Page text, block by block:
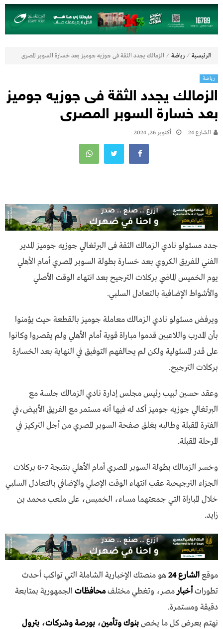
الرئيسية ⁄ رياضة ⁄ الزمالك يجدد الثقة فى جوزيه جوميز بعد خسارة السوبر المصرى
رياضة
الزمالك يجدد الثقة فى جوزيه جوميز
بعد خسارة السوبر المصرى
الشارع 24 أكتوبر 26, 2024
جدد مسئولو نادي الزمالك الثقة فى البرتغالي جوزيه جوميز المدير
الفني للفريق الكروي بعد خسارة بطولة السوبر المصري أمام الأهلي
يوم الخميس الماضي بركلات الترجيح بعد انتهاء الوقت الأصلي
والأشواط الإضافية بالتعادل السلبي.
ويرفض مسئولو نادي الزمالك معاملة جوميز بالقطعة حيث يؤمنوا
بأن المدرب واللاعبين قدموا مباراة قوية أمام الأهلي ولم يقصروا وكانوا
على قدر المسئولية ولكن لم يحالفهم التوفيق في النهاية بعد الخسارة
بركلات الترجيح.
وعقد حسين لبيب رئيس مجلس إدارة نادي الزمالك جلسة مع
البرتغالي جوزيه جوميز أكد له فيها أنه مستمر مع الفريق الأبيض،في
الفترة المقبلة وطالبه بغلق صفحة السوبر المصري من أجل التركيز في
المرحلة المقبلة.
وخسر الزمالك بطولة السوبر المصري أمام الأهلي بنتيجة 7-6 بركلات
الجزاء الترجيحية عقب انتهاء الوقت الإصلي والإضافي بالتعادل السلبي
خلال المباراة التي جمعتهما مساء، الخميس، على ملعب محمد بن
زايد.
موقعالشارع 24
هو منصتك الإخبارية الشاملة التي تواكب أحدث
تطوراتأخبار مصر، وتغطي مختلفمحافظات الجمهورية بمتابعة
دقيقة ومستمرة.
نهتم بعرض كل ما يخصبنوك وتأمين، بورصة وشركات، بترول